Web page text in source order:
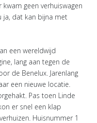
geen verhuiswagen
ja, dat kan bijna met
een wereldwijd
lang aan tegen de
de Benelux. Jarenlang
een nieuwe locatie.
Pas toen Linde
er snel een klap
Huisnummer 1